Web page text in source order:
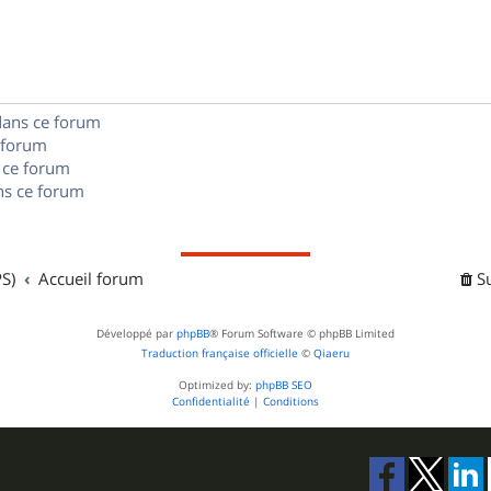
e
ce forum
forum
ce forum
Accueil forum
Développé par phpBB® Forum Software © phpBB Limited
Traduction française officielle © Qiaeru
Optimized by: phpBB SEO
Confidentialité | Conditions